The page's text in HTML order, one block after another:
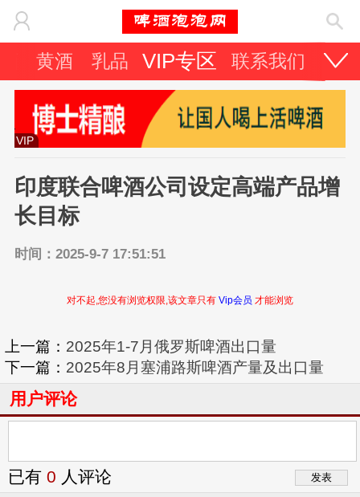
黄酒 乳品 VIP专区 联系我们
VIP
印度联合啤酒公司设定高端产品增
长目标
时间：2025-9-7 17:51:51
对不起,您没有浏览权限,该文章只有 Vip会员 才能浏览
上一篇： 2025年1-7月俄罗斯啤酒出口量
下一篇： 2025年8月塞浦路斯啤酒产量及出口量
用户评论
已有 0 人评论